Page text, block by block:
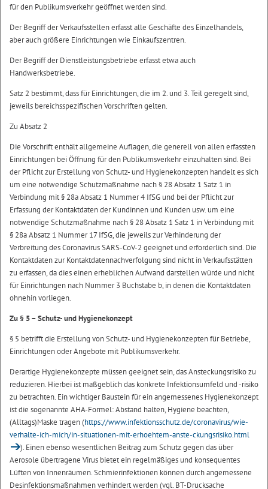
für den Publikumsverkehr geöffnet werden sind.
Der Begriff der Verkaufsstellen erfasst alle Geschäfte des Einzelhandels,
aber auch größere Einrichtungen wie Einkaufszentren.
Der Begriff der Dienstleistungsbetriebe erfasst etwa auch
Handwerksbetriebe.
Satz 2 bestimmt, dass für Einrichtungen, die im 2. und 3. Teil geregelt sind,
jeweils bereichsspezifischen Vorschriften gelten.
Zu Absatz 2
Die Vorschrift enthält allgemeine Auflagen, die generell von allen erfassten
Einrichtungen bei Öffnung für den Publikumsverkehr einzuhalten sind. Bei
der Pflicht zur Erstellung von Schutz- und Hygienekonzepten handelt es sich
um eine notwendige Schutzmaßnahme nach § 28 Absatz 1 Satz 1 in
Verbindung mit § 28a Absatz 1 Nummer 4 IfSG und bei der Pflicht zur
Erfassung der Kontaktdaten der Kundinnen und Kunden usw. um eine
notwendige Schutzmaßnahme nach § 28 Absatz 1 Satz 1 in Verbindung mit
§ 28a Absatz 1 Nummer 17 IfSG, die jeweils zur Verhinderung der
Verbreitung des Coronavirus SARS-CoV-2 geeignet und erforderlich sind. Die
Kontaktdaten zur Kontaktdatennachverfolgung sind nicht in Verkaufsstätten
zu erfassen, da dies einen erheblichen Aufwand darstellen würde und nicht
für Einrichtungen nach Nummer 3 Buchstabe b, in denen die Kontaktdaten
ohnehin vorliegen.
Zu § 5 – Schutz- und Hygienekonzept
§ 5 betrifft die Erstellung von Schutz- und Hygienekonzepten für Betriebe,
Einrichtungen oder Angebote mit Publikumsverkehr.
Derartige Hygienekonzepte müssen geeignet sein, das Ansteckungsrisiko zu
reduzieren. Hierbei ist maßgeblich das konkrete Infektionsumfeld und -risiko
zu betrachten. Ein wichtiger Baustein für ein angemessenes Hygienekonzept
ist die sogenannte AHA-Formel: Abstand halten, Hygiene beachten,
(Alltags)Maske tragen (https://www.infektionsschutz.de/coronavirus/wie-
verhalte-ich-mich/in-situationen-mit-erhoehtem-anste-ckungsrisiko.html
). Einen ebenso wesentlichen Beitrag zum Schutz gegen das über
Aerosole übertragene Virus bietet ein regelmäßiges und konsequentes
Lüften von Innenräumen. Schmierinfektionen können durch angemessene
Desinfektionsmaßnahmen verhindert werden (vgl. BT-Drucksache